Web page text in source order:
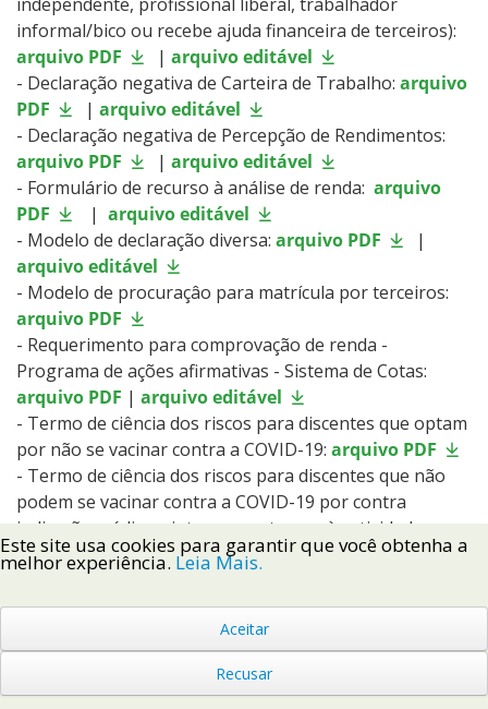
informal/bico ou recebe ajuda financeira de terceiros):
arquivo PDF
| arquivo editável
- Declaração negativa de Carteira de Trabalho: arquivo
PDF
| arquivo editável
- Declaração negativa de Percepção de Rendimentos:
arquivo PDF
| arquivo editável
- Formulário de recurso à análise de renda: arquivo
PDF
| arquivo editável
- Modelo de declaração diversa: arquivo PDF
|
arquivo editável
- Modelo de procuraçâo para matrícula por terceiros:
arquivo PDF
- Requerimento para comprovação de renda -
Programa de ações afirmativas - Sistema de Cotas:
arquivo PDF | arquivo editável
- Termo de ciência dos riscos para discentes que optam
por não se vacinar contra a COVID-19: arquivo PDF
- Termo de ciência dos riscos para discentes que não
podem se vacinar contra a COVID-19 por contra
indicação médica e interesse retornar às atividades
acadêmicas presenciais:arquivo PDF
- Declaração para candidatos cotistas vagas
remanescentes - Técnicosarquivo PDF|arquivo
- Declaração para candidatos cotistas vagas
remanescentes - Graduaçãoarquivo PDF
Este site usa cookies para garantir que você obtenha a
melhor experiência. Leia Mais.
Aceitar
Recusar